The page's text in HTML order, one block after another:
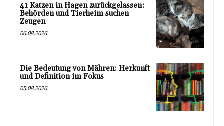
41 Katzen in Hagen zurückgelassen:
Behörden und Tierheim suchen
Zeugen
06.08.2026
Die Bedeutung von Mähren: Herkunft
und Definition im Fokus
05.08.2026